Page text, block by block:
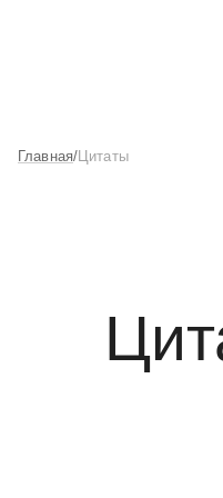
Главная Цитаты